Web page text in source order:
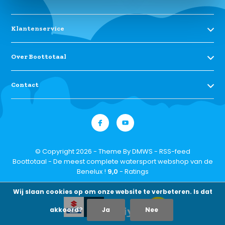
Klantenservice
Over Boottotaal
Contact
© Copyright 2026 - Theme ByDMWS - RSS-feed
Boottotaal - De meest complete watersport webshop van de
Benelux ! 9,0 - Ratings
Wij slaan cookies op om onze website te verbeteren. Is dat
akkoord? Ja Nee